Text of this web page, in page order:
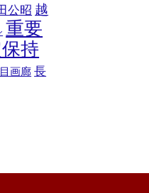
公昭 越
重要
持
画廊 長